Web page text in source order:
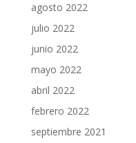
agosto 2022
julio 2022
junio 2022
mayo 2022
abril 2022
febrero 2022
septiembre 2021